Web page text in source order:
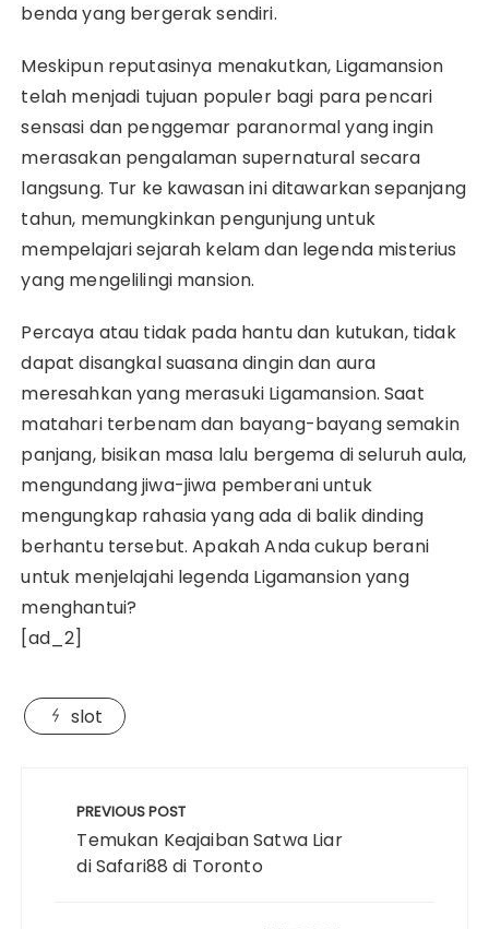
benda yang bergerak sendiri.
Meskipun reputasinya menakutkan, Ligamansion
telah menjadi tujuan populer bagi para pencari
sensasi dan penggemar paranormal yang ingin
merasakan pengalaman supernatural secara
langsung. Tur ke kawasan ini ditawarkan sepanjang
tahun, memungkinkan pengunjung untuk
mempelajari sejarah kelam dan legenda misterius
yang mengelilingi mansion.
Percaya atau tidak pada hantu dan kutukan, tidak
dapat disangkal suasana dingin dan aura
meresahkan yang merasuki Ligamansion. Saat
matahari terbenam dan bayang-bayang semakin
panjang, bisikan masa lalu bergema di seluruh aula,
mengundang jiwa-jiwa pemberani untuk
mengungkap rahasia yang ada di balik dinding
berhantu tersebut. Apakah Anda cukup berani
untuk menjelajahi legenda Ligamansion yang
menghantui?
[ad_2]
slot
navigation
PREVIOUS POST
Temukan Keajaiban Satwa Liar
di Safari88 di Toronto